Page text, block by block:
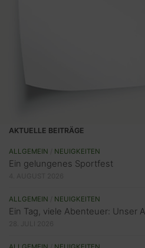
AKTUELLE BEITRÄGE
ALLGEMEIN NEUIGKEITEN
Ein gelungenes Sportfest
ALLGEMEIN NEUIGKEITEN
Ein Tag, viele Abenteuer: Unser